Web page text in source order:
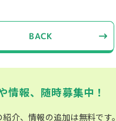
BACK
情報、随時募集中！
介、情報の追加は無料です。